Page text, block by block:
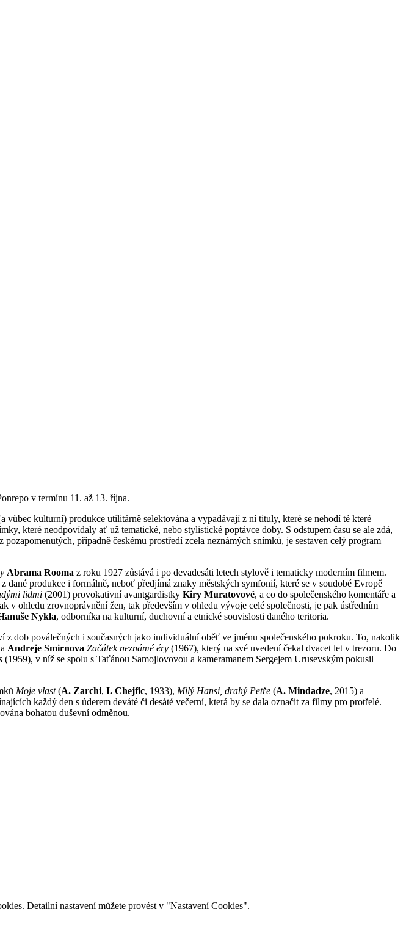
v termínu 11. až 13. října.
kulturní) produkce utilitárně selektována a vypadávají z ní tituly, které se nehodí té které
které neodpovídaly ať už tematické, nebo stylistické poptávce doby. S odstupem času se ale zdá,
případně českému prostředí zcela neznámých snímků, je sestaven celý program
Abrama Rooma z roku 1927 zůstává i po devadesáti letech stylově i tematicky moderním filmem.
dané produkce i formálně, neboť předjímá znaky městských symfonií, které se v soudobé Evropě
lidmi (2001) provokativní avantgardistky Kiry Muratovové, a co do společenského komentáře a
v ohledu zrovnoprávnění žen, tak především v ohledu vývoje celé společnosti, je pak ústředním
Nykla, odborníka na kulturní, duchovní a etnické souvislosti daného teritoria.
dob poválečných i současných jako individuální oběť ve jménu společenského pokroku. To, nakolik
a Andreje Smirnova Začátek neznámé éry (1967), který na své uvedení čekal dvacet let v trezoru. Do
(1959), v níž se spolu s Taťánou Samojlovovou a kameramanem Sergejem Urusevským pokusil
Moje vlast(A. Zarchi, I. Chejfic, 1933), Milý Hansi, drahý Petře (A. Mindadze, 2015) a
každý den s úderem deváté či desáté večerní, která by se dala označit za filmy pro protřelé.
bohatou duševní odměnou.
Detailní nastavení můžete provést v "Nastavení Cookies".